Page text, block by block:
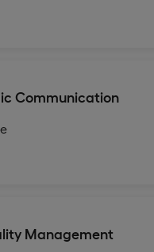
Communication
Management